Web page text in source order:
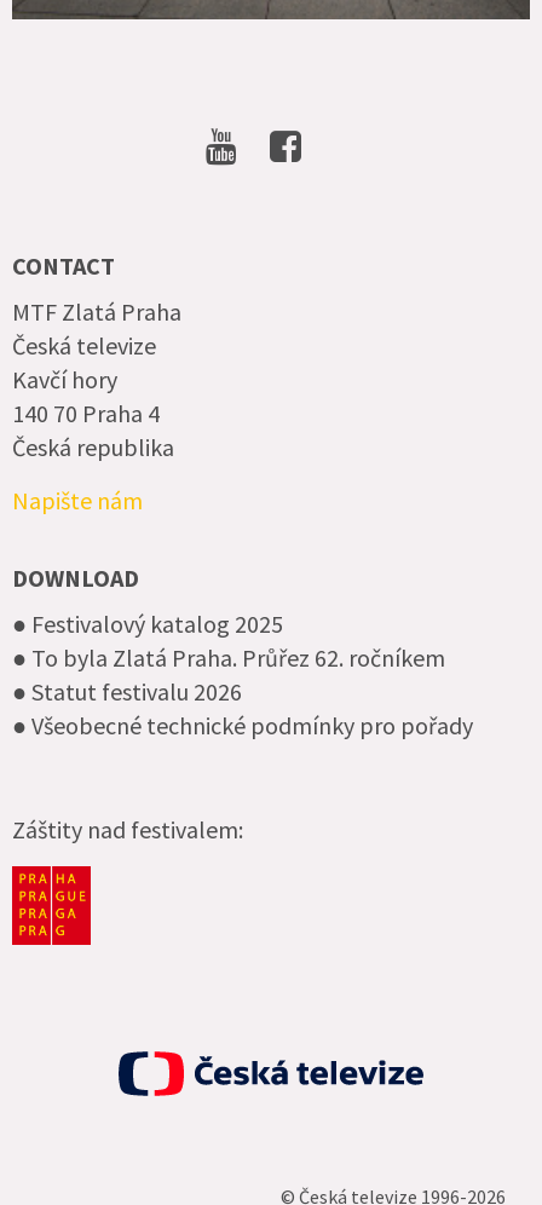
CONTACT
MTF Zlatá Praha
Česká televize
Kavčí hory
140 70 Praha 4
Česká republika
Napište nám
DOWNLOAD
● Festivalový katalog 2025
● To byla Zlatá Praha. Průřez 62. ročníkem
● Statut festivalu 2026
● Všeobecné technické podmínky pro pořady
Záštity nad festivalem:
© Česká televize 1996-2026